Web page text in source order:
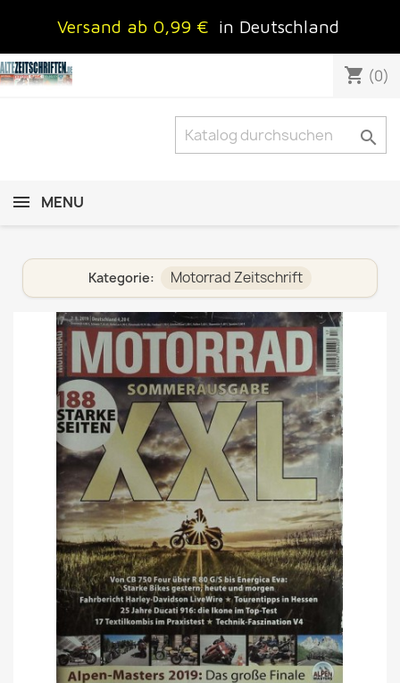
Versand ab 0,99 € in Deutschland
shopping_cart (0)

MENU
Kategorie: Motorrad Zeitschrift